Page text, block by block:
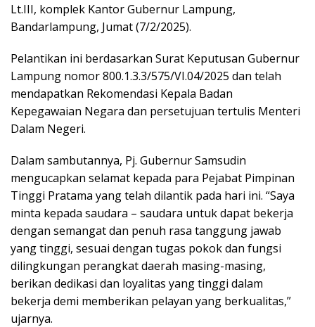
Lt.III, komplek Kantor Gubernur Lampung,
Bandarlampung, Jumat (7/2/2025).
Pelantikan ini berdasarkan Surat Keputusan Gubernur
Lampung nomor 800.1.3.3/575/VI.04/2025 dan telah
mendapatkan Rekomendasi Kepala Badan
Kepegawaian Negara dan persetujuan tertulis Menteri
Dalam Negeri.
Dalam sambutannya, Pj. Gubernur Samsudin
mengucapkan selamat kepada para Pejabat Pimpinan
Tinggi Pratama yang telah dilantik pada hari ini. “Saya
minta kepada saudara – saudara untuk dapat bekerja
dengan semangat dan penuh rasa tanggung jawab
yang tinggi, sesuai dengan tugas pokok dan fungsi
dilingkungan perangkat daerah masing-masing,
berikan dedikasi dan loyalitas yang tinggi dalam
bekerja demi memberikan pelayan yang berkualitas,”
ujarnya.